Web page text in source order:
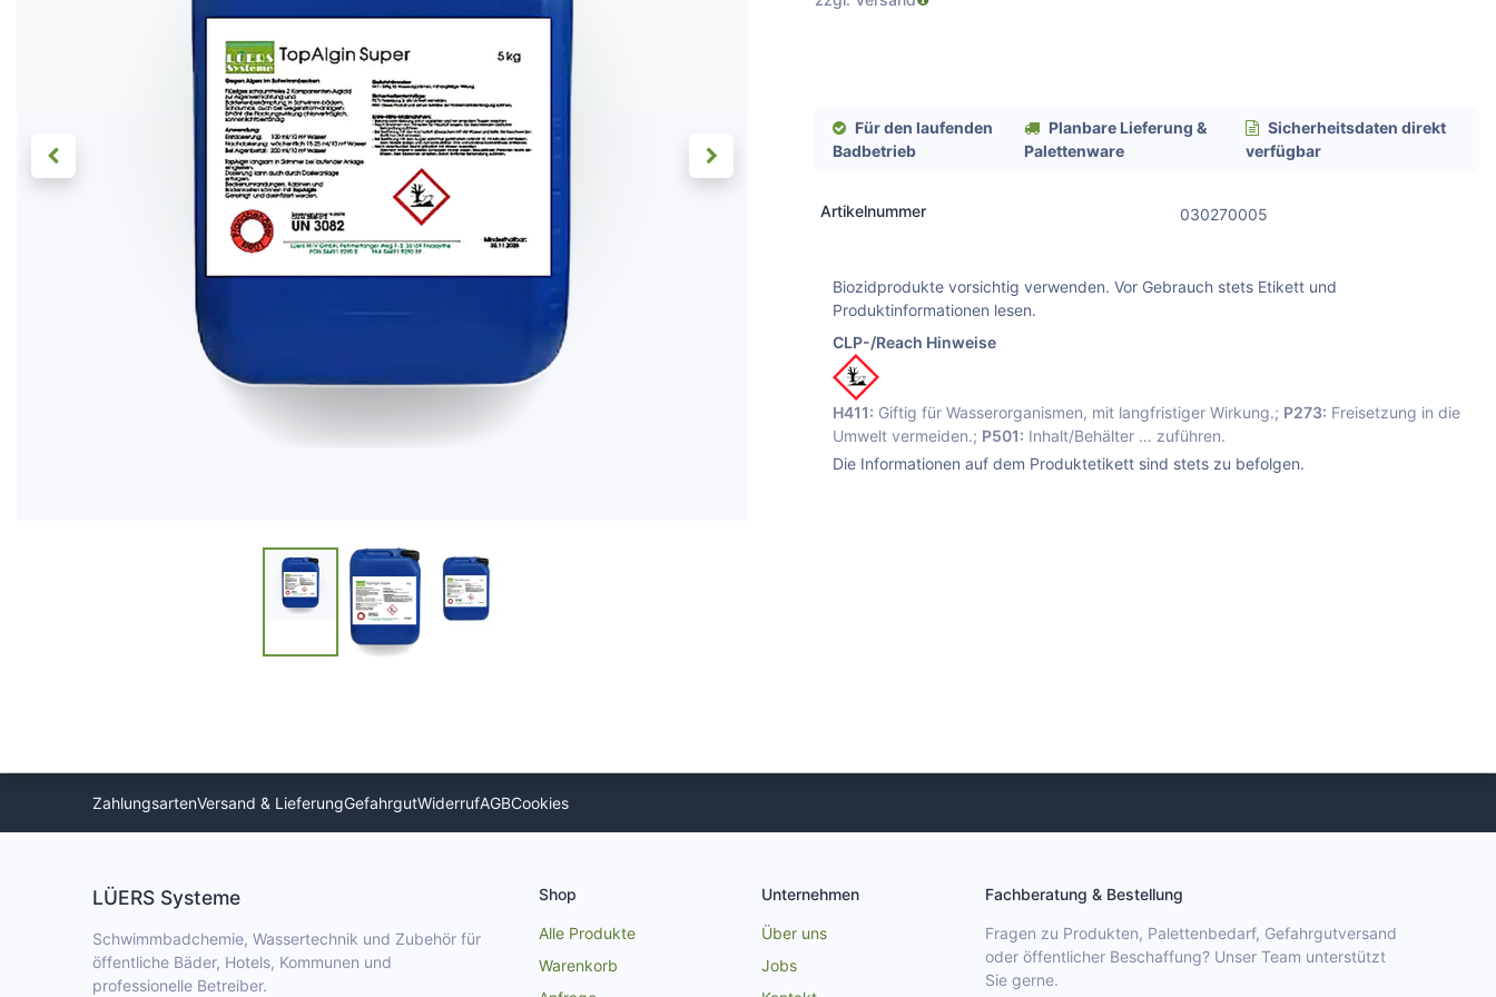
Für den laufenden
Badbetrieb
Planbare Lieferung &
Palettenware
Sicherheitsdaten direkt
verfügbar
Artikelnummer 030270005
Biozidprodukte vorsichtig verwenden. Vor Gebrauch stets Etikett und
Produktinformationen lesen.
CLP-/Reach Hinweise
H411: Giftig für Wasserorganismen, mit langfristiger Wirkung.; P273: Freisetzung in die
Umwelt vermeiden.; P501: Inhalt/Behälter … zuführen.
Die Informationen auf dem Produktetikett sind stets zu befolgen.
ZahlungsartenVersand & LieferungGefahrgutWiderrufAGBCookies
LÜERS Systeme
Schwimmbadchemie, Wassertechnik und Zubehör für
öffentliche Bäder, Hotels, Kommunen und
professionelle Betreiber.
Shop
Alle Produkte
Warenkorb
Unternehmen
Über uns
Jobs
Fachberatung & Bestellung
Fragen zu Produkten, Palettenbedarf, Gefahrgutversand
oder öffentlicher Beschaffung? Unser Team unterstützt
Sie gerne.